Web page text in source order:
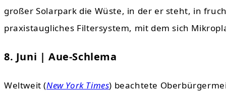
großer Solarpark die Wüste, in der er steht, in
praxistaugliches Filtersystem, mit dem sich
8. Juni | Aue-Schlema
Weltweit (New York Times) beachtete